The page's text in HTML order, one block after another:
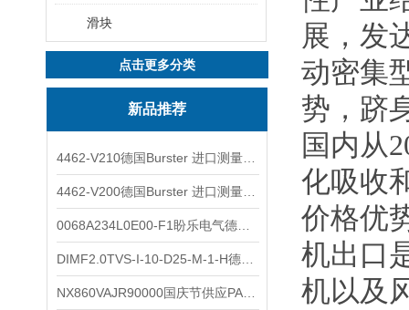
滑块
点击更多分类
新品推荐
展，发
动密集
势，跻
国内从
化吸收
价格优
机出口
机以及